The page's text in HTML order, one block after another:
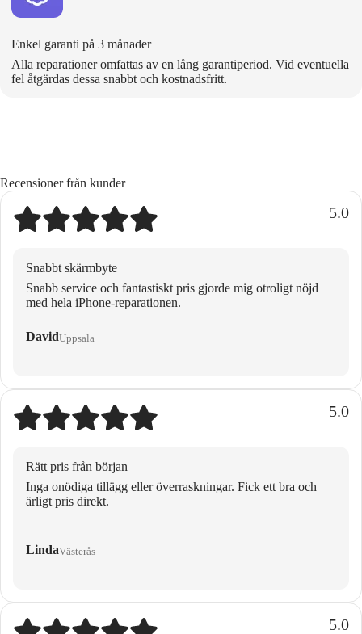
Enkel garanti på 3 månader
Alla reparationer omfattas av en lång garantiperiod. Vid eventuella
fel åtgärdas dessa snabbt och kostnadsfritt.
Recensioner från kunder
5.0
Snabbt skärmbyte
Snabb service och fantastiskt pris gjorde mig otroligt nöjd
med hela iPhone-reparationen.
DavidUppsala
5.0
Rätt pris från början
Inga onödiga tillägg eller överraskningar. Fick ett bra och
ärligt pris direkt.
LindaVästerås
5.0